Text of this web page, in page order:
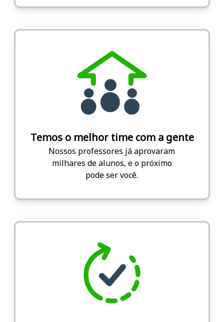
Temos o melhor time com a gente
Nossos professores já aprovaram
milhares de alunos, e o próximo
pode ser você.